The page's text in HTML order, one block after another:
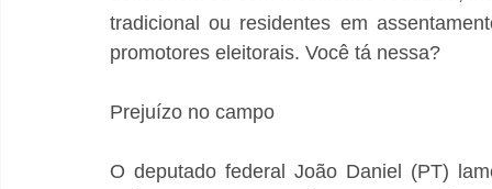
tradicional ou residentes em
promotores eleitorais. Você tá nessa?
Prejuízo no campo
O deputado federal João Daniel (PT)